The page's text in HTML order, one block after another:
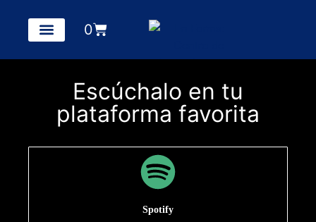
0
Escúchalo en tu
plataforma favorita
Spotify